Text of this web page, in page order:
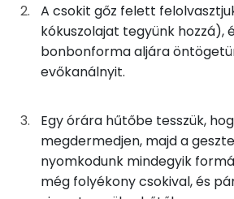
10g xilit
10gkókuszolaj
2gcukrozatlan kakaópor
5g meggylé
TOP ásványi anyagok
Foszfor
Kálcium
Nátrium
A csokit gőz felett
kókuszolajat tegyünk hozzá),
bonbonforma aljára
evőkanálnyit.
Egy órára hűtőbe tesszük,
megdermedjen, majd a
nyomkodunk mindegyik
még folyékony csokival, és